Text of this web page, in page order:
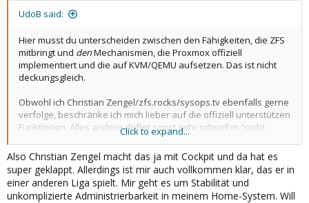
UdoB said:
Hier musst du unterscheiden zwischen den Fähigkeiten, die ZFS
mitbringt und denMechanismen, die Proxmox offiziell
implementiert und die auf KVM/QEMU aufsetzen. Das ist nicht
deckungsgleich.
Obwohl ich Christian Zengel/zfs.rocks/sysops.tv ebenfalls gerne
verfolge, beschränke ich mich lieber auf die offiziell unterstützen
Funktionen. Alles andere driftet sonst sehr schnell in "nicht
Der offizielle Snapshot-Mechanismus hat tatsächlich die
Einschränkung, dass man erst neuere Snapshots löschen muss,
wenn man einen älteren wiederherstellen will.
Click to expand...
Also Christian Zengel macht das ja mit Cockpit und da hat es
super geklappt. Allerdings ist mir auch vollkommen klar, das er in
einer anderen Liga spielt. Mir geht es um Stabilität und
unkomplizierte Administrierbarkeit in meinem Home-System. Will